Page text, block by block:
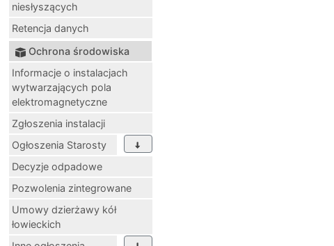
niesłyszących
Retencja danych
Ochrona środowiska
Informacje o instalacjach
wytwarzających pola
elektromagnetyczne
Zgłoszenia instalacji
Ogłoszenia Starosty
Decyzje odpadowe
Pozwolenia zintegrowane
Umowy dzierżawy kół
łowieckich